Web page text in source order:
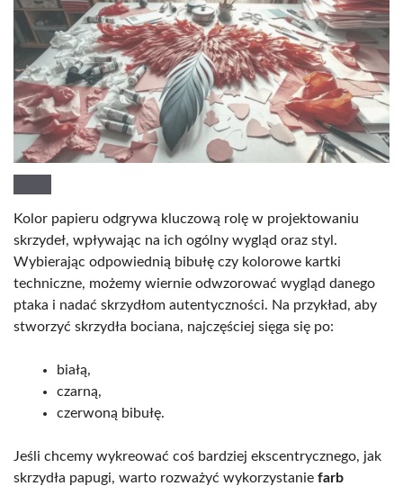
Kolor papieru odgrywa kluczową rolę w projektowaniu
skrzydeł, wpływając na ich ogólny wygląd oraz styl.
Wybierając odpowiednią bibułę czy kolorowe kartki
techniczne, możemy wiernie odwzorować wygląd danego
ptaka i nadać skrzydłom autentyczności. Na przykład, aby
stworzyć skrzydła bociana, najczęściej sięga się po:
białą,
czarną,
czerwoną bibułę.
Jeśli chcemy wykreować coś bardziej ekscentrycznego, jak
skrzydła papugi, warto rozważyć wykorzystanie farb